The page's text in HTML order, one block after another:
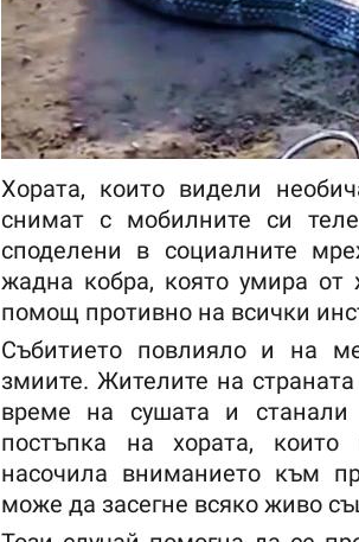
Хората, които видели
снимат с мобилните си
споделени в социалните
жадна кобра, която умира
помощ противно на всички
Събитието повлияло и на
змиите. Жителите на
време на сушата и станали
постъпка на хората,
насочила вниманието към
може да засегне всяко живо